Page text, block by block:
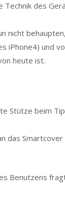
Technik des
nicht
iPhone4) und
heute ist.
Stütze beim
das
Benutzens